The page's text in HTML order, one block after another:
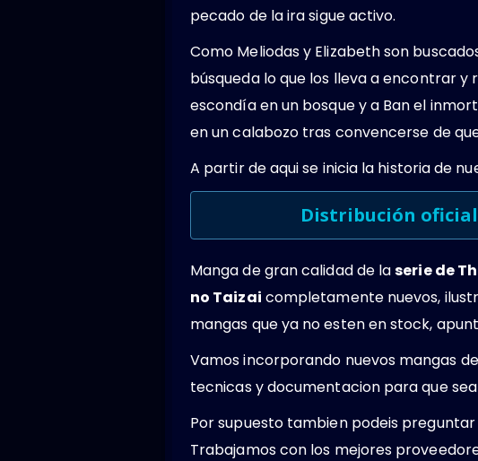
pecado de la ira sigue activo.
Como Meliodas y Elizabeth son
búsqueda lo que los lleva a encontrar y
escondía en un bosque y a Ban el
en un calabozo tras convencerse de
A partir de aqui se inicia la historia de
Distribución
Manga de gran calidad de laserie de
no Taizai completamente nuevos,
mangas que ya no esten en stock,
Vamos incorporando nuevos mangas
tecnicas y documentacion para que
Por supuesto tambien podeis
Trabajamos con los mejores